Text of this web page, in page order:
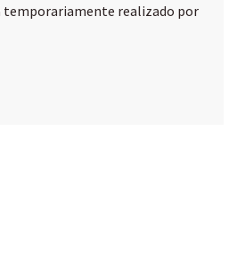
temporariamente realizado por